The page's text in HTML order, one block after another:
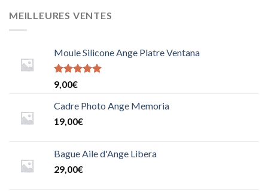
MEILLEURES VENTES
Moule Silicone Ange Platre Ventana
Note
5.0000000000000000
sur 5
9,00€
Cadre Photo Ange Memoria
19,00€
Bague Aile d'Ange Libera
29,00€